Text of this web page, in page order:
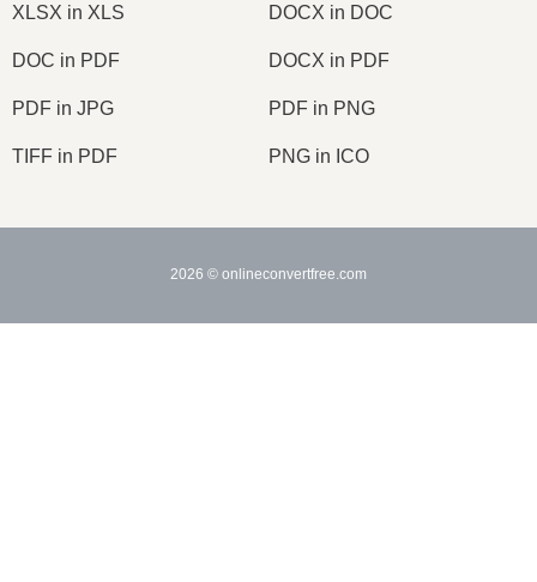
XLSX in XLS DOCX in DOC
DOC in PDF DOCX in PDF
PDF in JPG PDF in PNG
TIFF in PDF PNG in ICO
2026 © onlineconvertfree.com